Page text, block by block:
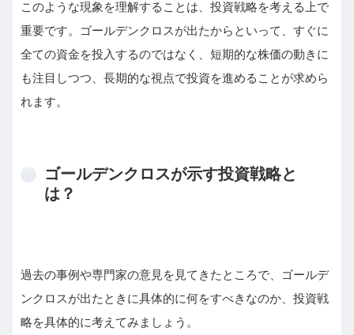
このような現象を理解することは、投資戦略を考える上で
重要です。ゴールデンクロスが出たからといって、すぐに
全ての資金を投入するのではなく、短期的な株価の動きに
も注目しつつ、長期的な視点で投資を進めることが求めら
れます。
ゴールデンクロスが示す投資戦略と
は？
過去の事例や専門家の意見を見てきたところで、ゴールデ
ンクロスが出たときに具体的に何をすべきなのか、投資戦
略を具体的に考えてみましょう。